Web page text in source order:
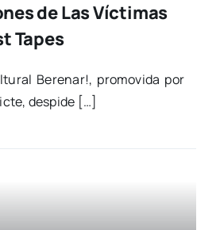
de Las Víctimas
Tapes
Bere­nar!, pro­mo­vi­da por
des­pi­de […]